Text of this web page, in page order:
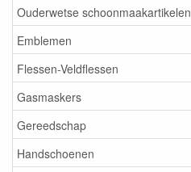
Ouderwetse schoonmaakartikelen
Emblemen
Flessen-Veldflessen
Gasmaskers
Gereedschap
Handschoenen